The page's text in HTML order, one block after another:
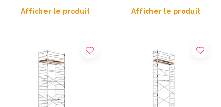
Afficher le produit Afficher le produit